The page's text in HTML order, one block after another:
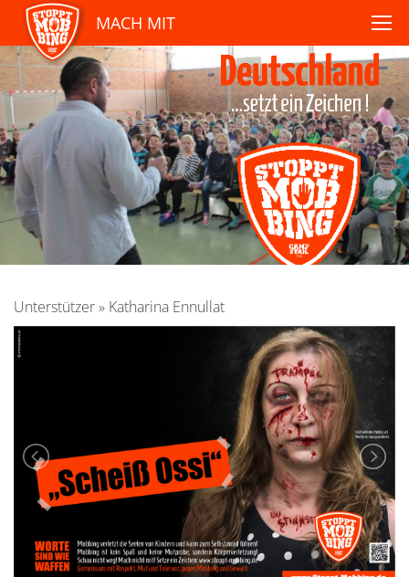
MACH MIT
Unterstützer» Katharina Ennullat